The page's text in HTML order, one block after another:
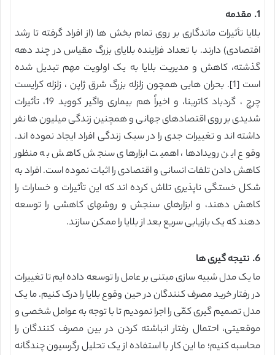
1. مقدمه
بلایا تأثیرات ماندگاری بر روی تمام بخش ها (از افراد گرفته تا رشد
اقتصادی) دارند. با تعداد فزاینده بلایای بزرگ مقیاس در چند دهه
گذشته، کاهش و مدیریت بلایا به یک اولویت مهم تبدیل شده
است [1]. بحران هایی همچون زلزله بزرگ شرق ژاپن ، زلزله کرایست
چرچ ، گردباد کاترینا، و اخیراً هم بیماری واگیر کووید 19، تأثیرات
شدیدی بر روی اقتصادهای جهانی و همچنین زندگی میلیون ها نفر
داشته اند و تغییرات جدی را در سبک زندگی افراد ایجاد نموده اند.
وقوع این رویدادها، اهمیت ابزارهای سنجش کاهش به منظور
کاهش دادن تلفات انسانی و اقتصادی را اثبات نموده است. افراد به
شکل خستگی ناپذیری تلاش کرده اند که این تأثیرات و خسارات را
کاهش دهند، و ابزارهای سنجش و روشهای کاهشی را توسعه
دهند که یک بازیابی سریع بعد از بلایا را ممکن سازند.
6. نتیجه گیری ها
ما یک مدل شبیه سازی مبتنی بر عامل را توسعه داده ایم تا تغییرات
در رفتار خرید مصرف کنندگان در حین وقوع بلایا را درک کنیم. ما یک
مدل تصمیم گیری کمّی را اجرا نمودیم تا با توجه به عوامل شخصی و
موقعیتی، احتمال رفتار انباشته کردن در بین مصرف کنندگان را
محاسبه کنیم؛ ما این کار با استفاده از یک تحلیل رگرسیون چندگانه